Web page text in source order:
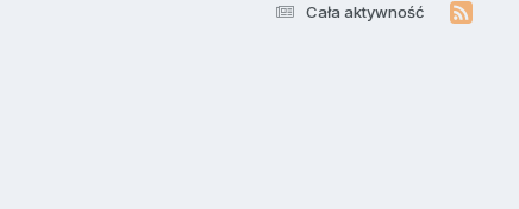
Cała aktywność